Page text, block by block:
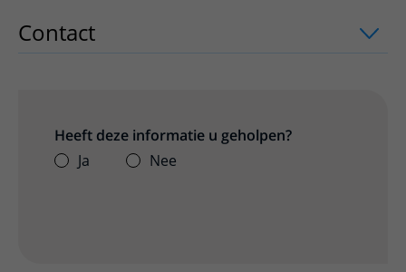
Contact uitklapper, klik om te openen
Heeft deze informatie u geholpen?
Ja
Nee